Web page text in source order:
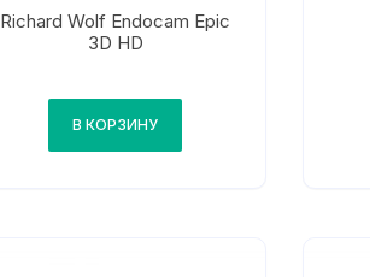
Richard Wolf Endocam Epic
3D HD
В КОРЗИНУ